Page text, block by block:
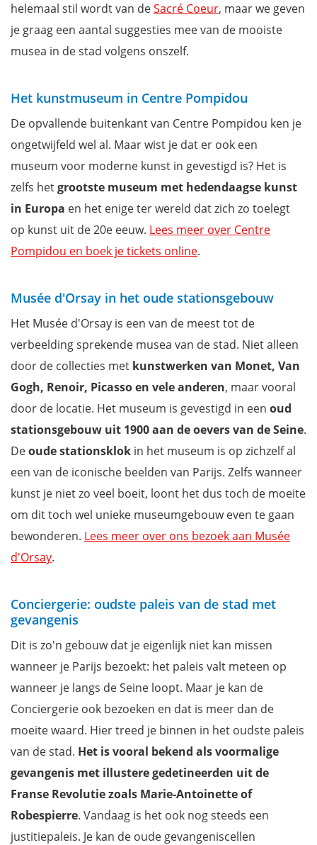
helemaal stil wordt van deSacré Coeur, maar we geven
je graag een aantal suggesties mee van de mooiste
musea in de stad volgens onszelf.
Het kunstmuseum in Centre Pompidou
De opvallende buitenkant van Centre Pompidou ken je
ongetwijfeld wel al. Maar wist je dat er ook een
museum voor moderne kunst in gevestigd is? Het is
zelfs hetgrootste museum met hedendaagse kunst
in Europa en het enige ter wereld dat zich zo toelegt
op kunst uit de 20e eeuw. Lees meer over Centre
Pompidou en boek je tickets online.
Musée d'Orsay in het oude stationsgebouw
Het Musée d'Orsay is een van de meest tot de
verbeelding sprekende musea van de stad. Niet alleen
door de collecties met kunstwerken van Monet, Van
Gogh, Renoir, Picasso en vele anderen, maar vooral
door de locatie. Het museum is gevestigd in een oud
stationsgebouw uit 1900 aan de oevers van de Seine.
Deoude stationsklok in het museum is op zichzelf al
een van de iconische beelden van Parijs. Zelfs wanneer
kunst je niet zo veel boeit, loont het dus toch de moeite
om dit toch wel unieke museumgebouw even te gaan
bewonderen. Lees meer over ons bezoek aan Musée
d'Orsay.
Conciergerie: oudste paleis van de stad met
gevangenis
Dit is zo'n gebouw dat je eigenlijk niet kan missen
wanneer je Parijs bezoekt: het paleis valt meteen op
wanneer je langs de Seine loopt. Maar je kan de
Conciergerie ook bezoeken en dat is meer dan de
moeite waard. Hier treed je binnen in het oudste paleis
van de stad. Het is vooral bekend als voormalige
gevangenis met illustere gedetineerden uit de
Franse Revolutie zoals Marie-Antoinette of
Robespierre. Vandaag is het ook nog steeds een
justitiepaleis. Je kan de oude gevangeniscellen